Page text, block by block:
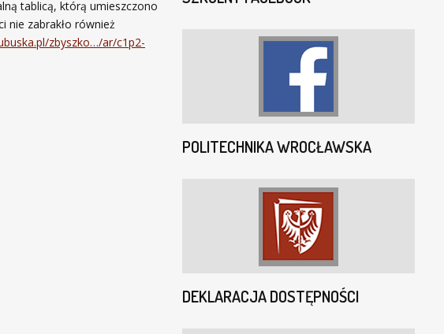
tablicą, którą umieszczono
nie zabrakło również
zbyszko…/ar/c1p2-
POLITECHNIKA WROCŁAWSKA
DEKLARACJA DOSTĘPNOŚCI